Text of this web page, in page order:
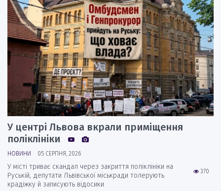
У центрі Львова вкрали приміщення
поліклініки
НОВИНИ 05 СЕРПНЯ, 2026
370
У місті триває скандал через закриття поліклініки на
Руській, депутати Львівської міськради толерують
крадіжку й записують відосики